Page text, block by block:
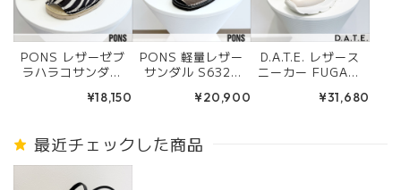
PONS レザーゼブ
ラハラコサンダル
¥18,150
PONS 軽量レザー
サンダル S6323
¥20,900
D.A.T.E. レザース
ニーカー FUGA (I
¥31,680
最近チェックした商品